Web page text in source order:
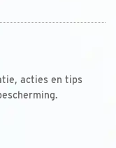
acties en tips